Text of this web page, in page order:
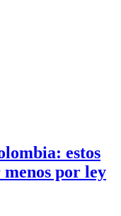
estos
por ley